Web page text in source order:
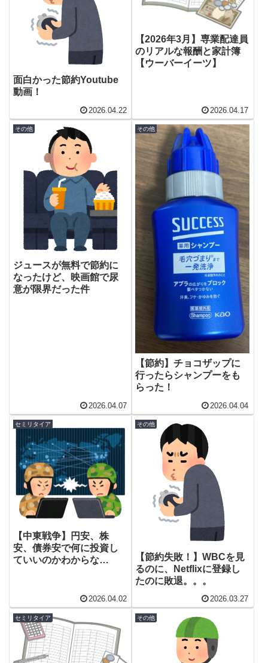
面白かった節約Youtube
動画！
2026.04.22
【2026年3月】専業配達員
のリアルな報酬と家計簿
【ウーバーイーツ】
2026.04.17
その他
ジュースが無料で節約に
なったけど、映画館で尿
意が限界だった件
2026.04.07
その他
【節約】チョコザップに
行ったらシャンプーをも
らった！
2026.04.04
セミリタイア
【中東戦争】円安、株
安、債券安で何に投資し
ていいのかわからな
2026.04.02
その他
【節約失敗！】WBCを見
るのに、Netflixに登録し
たのに敗退。。。
2026.03.27
セミリタイア その他